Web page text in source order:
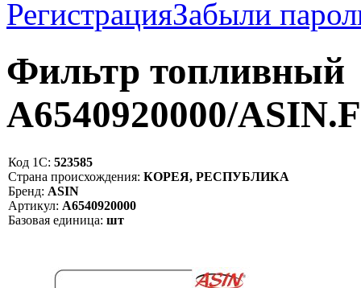
РегистрацияЗабыли
Фильтр топливный
A6540920000/
Код 1С: 523585
Страна происхождения: КОРЕЯ, РЕСПУБЛИКА
Бренд: ASIN
Артикул: A6540920000
Базовая единица: шт